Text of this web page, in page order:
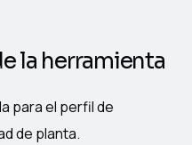
la herramienta
para el perfil de
de planta.